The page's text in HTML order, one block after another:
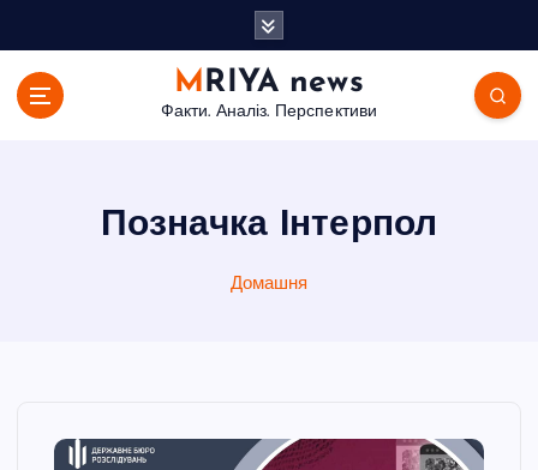
MRIYA news
Факти. Аналіз. Перспективи
Позначка Інтерпол
Домашня